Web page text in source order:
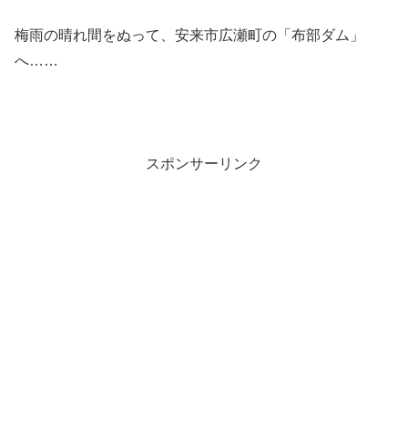
梅雨の晴れ間をぬって、安来市広瀬町の「布部ダム」
へ……
スポンサーリンク